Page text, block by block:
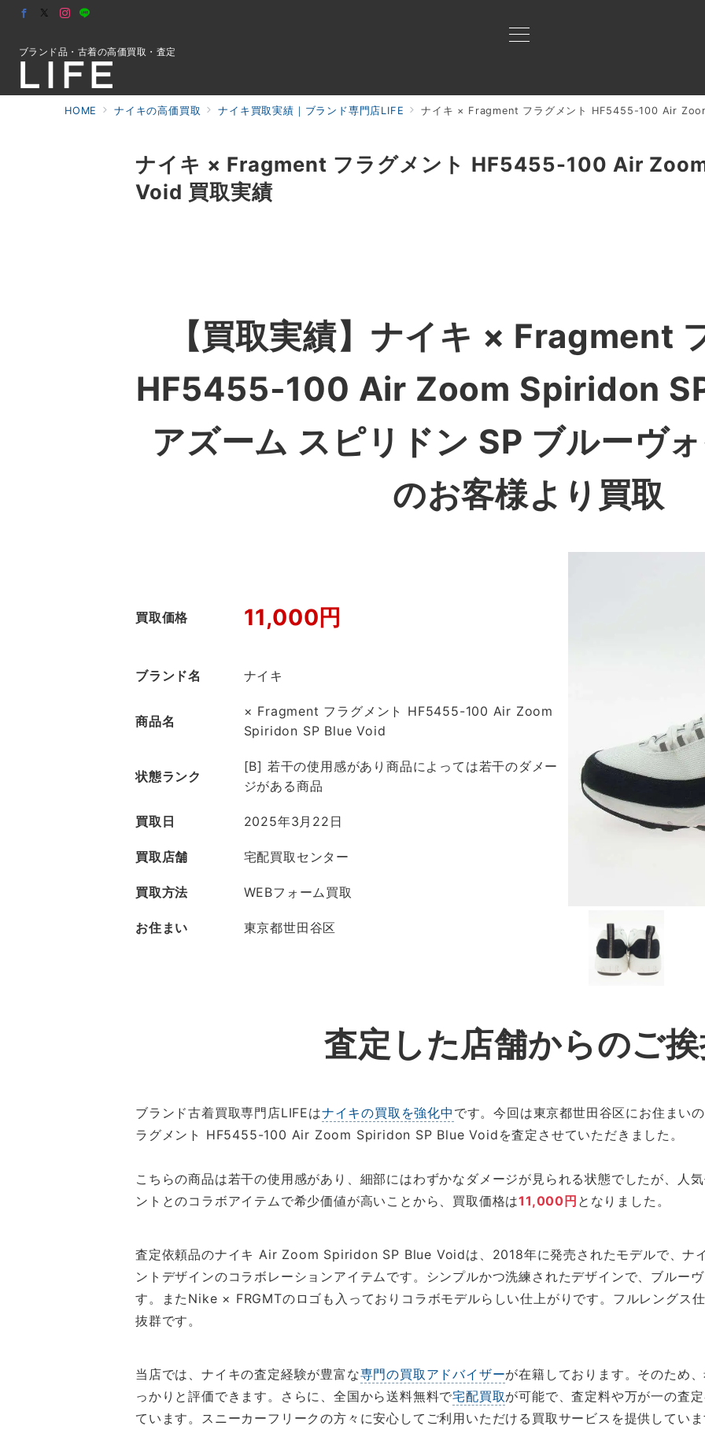
ブランド品・古着の高価買取・査定
HOME ナイキの高価買取 ナイキ買取実績｜ブランド専門店LIFE ナイキ × Fragment フラグメント HF5455-100 Air
ナイキ × Fragment フラグメント HF5455-100 Air
Void 買取実績
【買取実績】 ナイキ × Fragment
HF5455-100 Air Zoom Spiridon
アズーム スピリドン SP ブルーヴ
のお客様より買取
買取価格 11,000円
ブランド名 ナイキ
商品名
× Fragment フラグメント HF5455-100 Air Zoom
Spiridon SP Blue Void
状態ランク
[B] 若干の使用感があり商品によっては若干のダメー
ジがある商品
買取日 2025年3月22日
買取店舗 宅配買取センター
買取方法 WEBフォーム買取
お住まい 東京都世田谷区
査定した店舗からのご
ブランド古着買取専門店LIFEはナイキの買取を強化中 です。今回は東京都世田谷区にお住ま
ラグメント HF5455-100 Air Zoom Spiridon SP Blue Voidを査定させていただきました。
こちらの商品は若干の使用感があり、細部にはわずかなダメージが見られる状態でしたが、人
ントとのコラボアイテムで希少価値が高いことから、買取価格は11,000円 となりました。
査定依頼品のナイキ Air Zoom Spiridon SP Blue Voidは、2018年に発売されたモデルで、ナ
ントデザインのコラボレーションアイテムです。シンプルかつ洗練されたデザインで、ブルー
す。またNike × FRGMTのロゴも入っておりコラボモデルらしい仕上がりです。フルレングス
抜群です。
当店では、ナイキの査定経験が豊富な専門の買取アドバイザーが在籍しております。そのため
っかりと評価できます。さらに、全国から送料無料で宅配買取が可能で、査定料や万が一の査
ています。スニーカーフリークの方々に安心してご利用いただける買取サービスを提供してい